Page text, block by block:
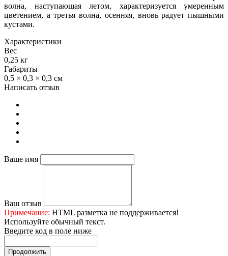
волна, наступающая летом, характеризуется умеренным
цветением, а третья волна, осенняя, вновь радует пышными
кустами.
Характеристики
Вес
0,25 кг
Габариты
0,5 × 0,3 × 0,3 см
Написать отзыв
Ваше имя
Ваш отзыв
Примечание: HTML разметка не поддерживается!
Используйте обычный текст.
Введите код в поле ниже
Продолжить